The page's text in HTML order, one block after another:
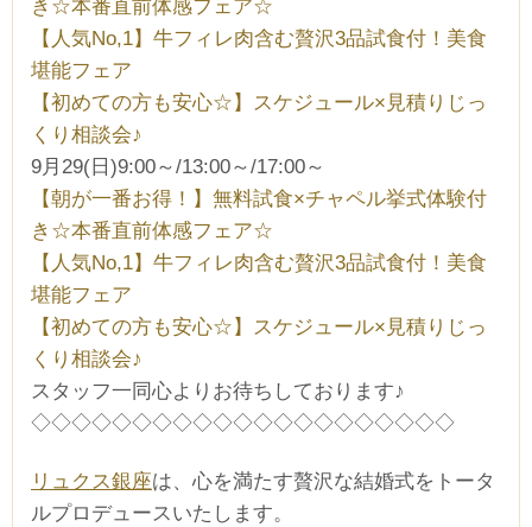
き☆本番直前体感フェア☆
【人気No,1】牛フィレ肉含む贅沢3品試食付！美食
堪能フェア
【初めての方も安心☆】スケジュール×見積りじっ
くり相談会♪
9月29(日)9:00～/13:00～/17:00～
【朝が一番お得！】無料試食×チャペル挙式体験付
き☆本番直前体感フェア☆
【人気No,1】牛フィレ肉含む贅沢3品試食付！美食
堪能フェア
【初めての方も安心☆】スケジュール×見積りじっ
くり相談会♪
スタッフ一同心よりお待ちしております♪
◇◇◇◇◇◇◇◇◇◇◇◇◇◇◇◇◇◇◇◇◇
リュクス銀座は、心を満たす贅沢な結婚式をトータ
ルプロデュースいたします。